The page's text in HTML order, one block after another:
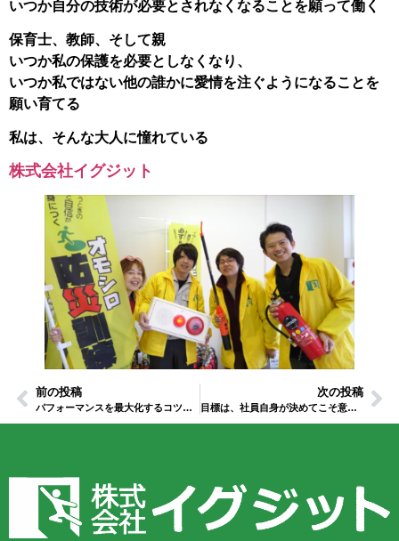
いつか自分の技術が必要とされなくなることを願って働く
保育士、教師、そして親
いつか私の保護を必要としなくなり、
いつか私ではない他の誰かに愛情を注ぐようになることを
願い育てる
私は、そんな大人に憧れている
株式会社イグジット
前の投稿
パフォーマンスを最大化するコツ！「コントロールできること・できないこと」に徹底仕分け
次の投稿
目標は、社員自身が決めてこそ意味を持つ